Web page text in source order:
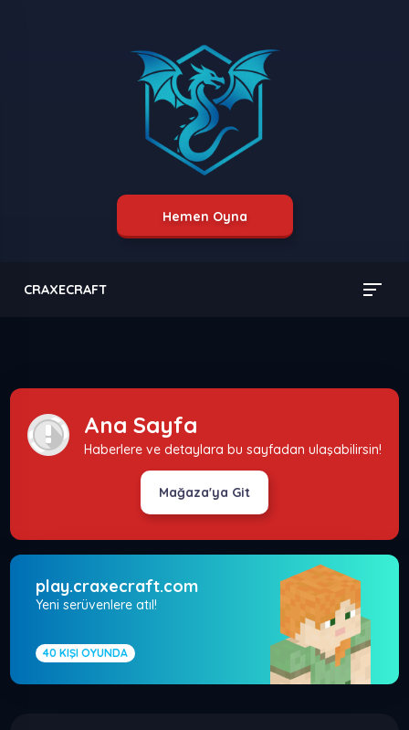
Hemen Oyna
CRAXECRAFT
Ana Sayfa
Haberlere ve detaylara bu sayfadan ulaşabilirsin!
Mağaza'ya Git
play.craxecraft.com
Yeni serüvenlere atıl!
40 KIŞI OYUNDA